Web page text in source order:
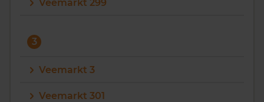
Veemarkt 299
3
Veemarkt 3
Veemarkt 301